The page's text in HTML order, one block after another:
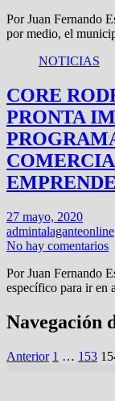
Por Juan Fernando
por medio, el
NOTICIAS
CORE
PRONTA
27 mayo, 2020
admintalaganteonline
No hay comentarios
Por Juan Fernando
específico para ir en
Navegación
Anterior 1 … 153